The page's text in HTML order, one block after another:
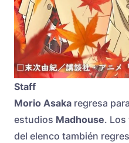
Staff
Morio Asaka regresa
estudios Madhouse.
del elenco también